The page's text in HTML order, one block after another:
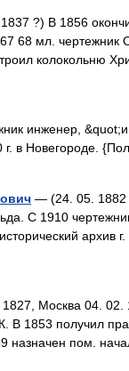
?) В 1856
68 мл. чертежник
колокольню
инженер,
в Новегороде.
— (24. 05.
С 1910
архив
Москва 04. 02.
1853 получил
пом.